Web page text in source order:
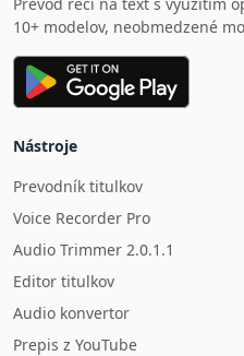
10+ modelov, neobmedzené
Nástroje
Prevodník titulkov
Voice Recorder Pro
Audio Trimmer 2.0.1.1
Editor titulkov
Audio konvertor
Prepis z YouTube